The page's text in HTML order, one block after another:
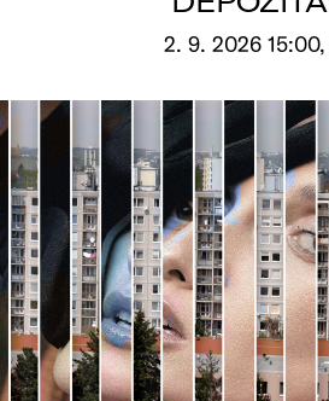
edu
Vše o ČT
2. 9. 2026